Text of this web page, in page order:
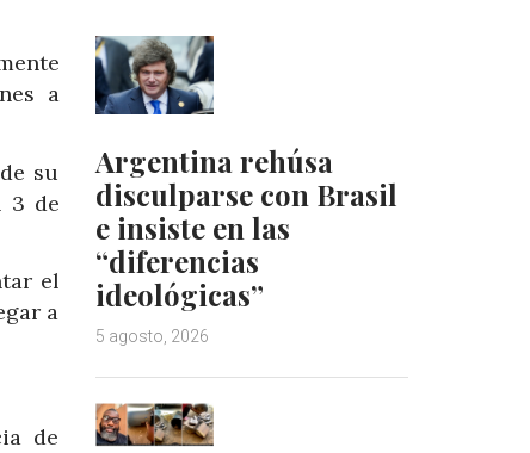
a
su
3 de
el
a
de
Argentina rehúsa
disculparse con Brasil
e insiste en las
“diferencias
ideológicas”
5 agosto, 2026